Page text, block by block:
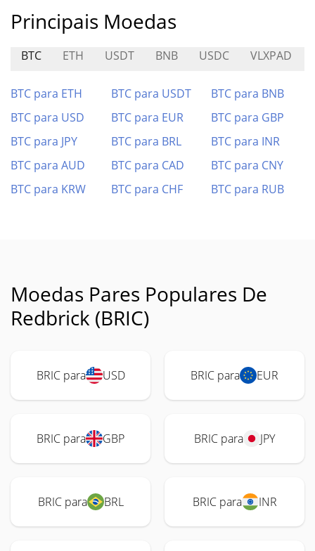
Principais Moedas
BTC ETH USDT BNB USDC VLXPAD
BTC para ETH BTC para USDT
BTC para BNB
BTC para USD
BTC para EUR
BTC para GBP
BTC para JPY
BTC para BRL
BTC para INR
BTC para AUD
BTC para CAD
BTC para CNY
BTC para KRW
BTC para CHF BTC para RUB
Moedas Pares Populares De
Redbrick (BRIC)
BRIC para USD BRIC para EUR
BRIC para GBP BRIC para JPY
BRIC para BRL BRIC para INR